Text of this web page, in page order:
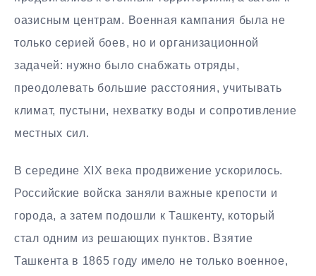
оазисным центрам. Военная кампания была не
только серией боев, но и организационной
задачей: нужно было снабжать отряды,
преодолевать большие расстояния, учитывать
климат, пустыни, нехватку воды и сопротивление
местных сил.
В середине XIX века продвижение ускорилось.
Российские войска заняли важные крепости и
города, а затем подошли к Ташкенту, который
стал одним из решающих пунктов. Взятие
Ташкента в 1865 году имело не только военное,